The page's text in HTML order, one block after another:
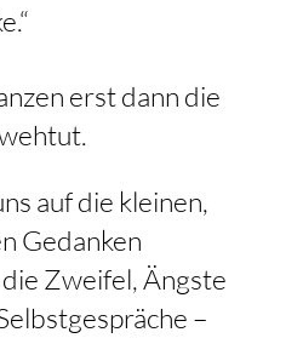
erst dann die
auf die kleinen,
Gedanken
Zweifel, Ängste
–